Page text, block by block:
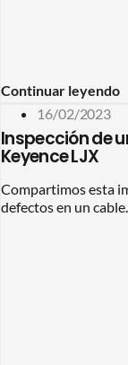
Continuar leyendo
16/02/2023
Inspección de
Keyence LJX
Compartimos esta
defectos en un